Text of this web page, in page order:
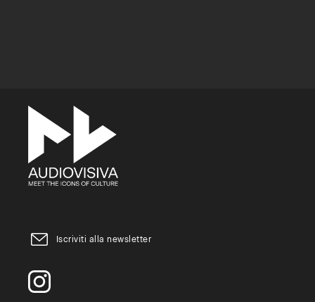
Iscriviti alla newsletter